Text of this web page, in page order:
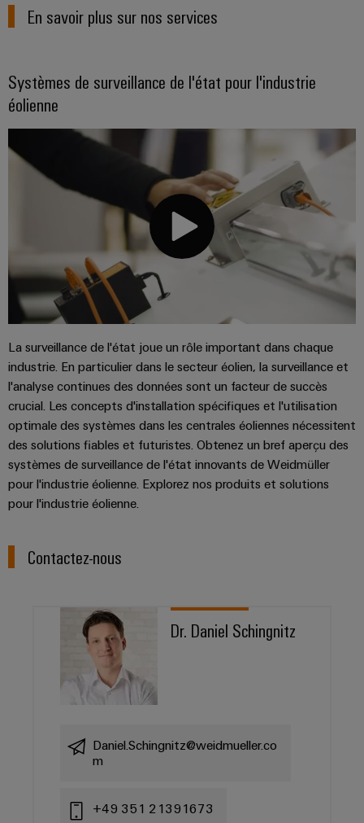
En savoir plus sur nos services
Systèmes de surveillance de l'état pour l'industrie
éolienne
La surveillance de l'état joue un rôle important dans chaque
industrie. En particulier dans le secteur éolien, la surveillance et
l'analyse continues des données sont un facteur de succès
crucial. Les concepts d'installation spécifiques et l'utilisation
optimale des systèmes dans les centrales éoliennes nécessitent
des solutions fiables et futuristes. Obtenez un bref aperçu des
systèmes de surveillance de l'état innovants de Weidmüller
pour l'industrie éolienne. Explorez nos produits et solutions
pour l'industrie éolienne.
Contactez-nous
Dr. Daniel Schingnitz
Daniel.Schingnitz@weidmueller.co
m
+49 351 21391673